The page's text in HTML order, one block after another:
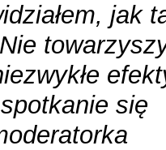
jak
się